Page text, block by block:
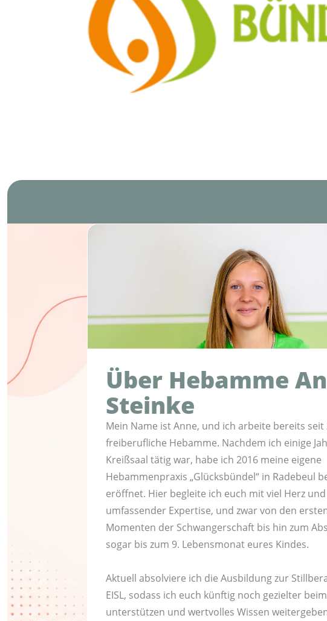
Über Hebamme
Steinke
Mein Name ist Anne, und ich arbeite bereits seit
freiberufliche Hebamme. Nachdem ich einige
Kreißsaal tätig war, habe ich 2016 meine eigene
Hebammenpraxis „Glücksbündel“ in Radebeul
eröffnet. Hier begleite ich euch mit viel Herz und
umfassender Expertise, und zwar von den
Momenten der Schwangerschaft bis hin zum
sogar bis zum 9. Lebensmonat eures Kindes.
Aktuell absolviere ich die Ausbildung zur
EISL, sodass ich euch künftig noch gezielter
unterstützen und wertvolles Wissen